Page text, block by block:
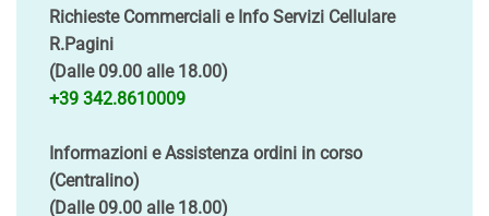
Richieste Commerciali e Info Servizi Cellulare
R.Pagini
(Dalle 09.00 alle 18.00)
+39 342.8610009
Informazioni e Assistenza ordini in corso
(Centralino)
(Dalle 09.00 alle 18.00)